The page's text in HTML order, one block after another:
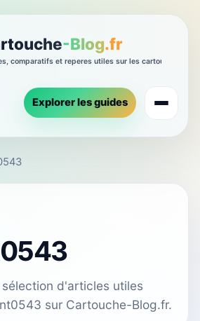
Explorer les guides
d'articles utiles
sur Cartouche-Blog.fr.